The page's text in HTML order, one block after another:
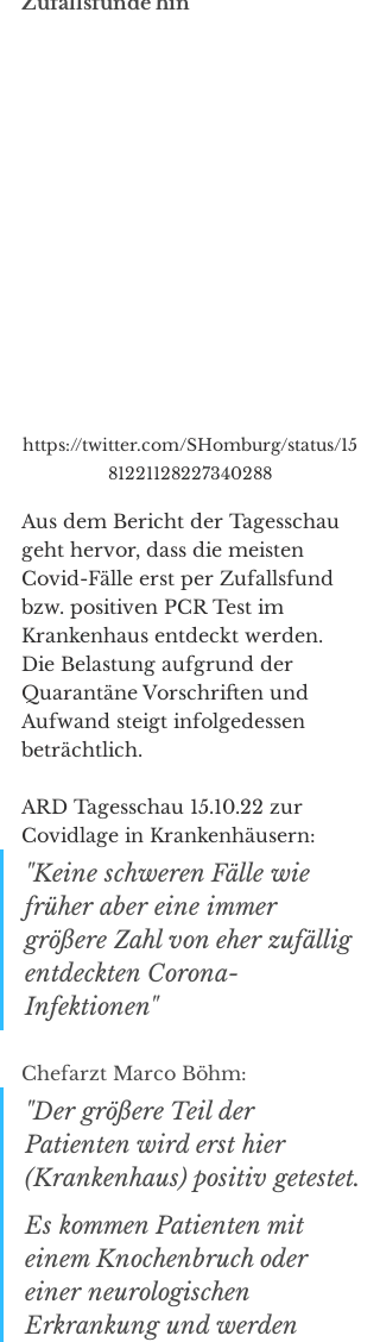
https://twitter.com/SHomburg/status/15
81221128227340288
Aus dem Bericht der Tagesschau
geht hervor, dass die meisten
Covid-Fälle erst per Zufallsfund
bzw. positiven PCR Test im
Krankenhaus entdeckt werden.
Die Belastung aufgrund der
Quarantäne Vorschriften und
Aufwand steigt infolgedessen
beträchtlich.
ARD Tagesschau 15.10.22 zur
Covidlage in Krankenhäusern:
"Keine schweren Fälle wie
früher aber eine immer
größere Zahl von eher zufällig
entdeckten Corona-
Infektionen"
Chefarzt Marco Böhm:
"Der größere Teil der
Patienten wird erst hier
(Krankenhaus) positiv getestet.
Es kommen Patienten mit
einem Knochenbruch oder
einer neurologischen
Erkrankung und werden